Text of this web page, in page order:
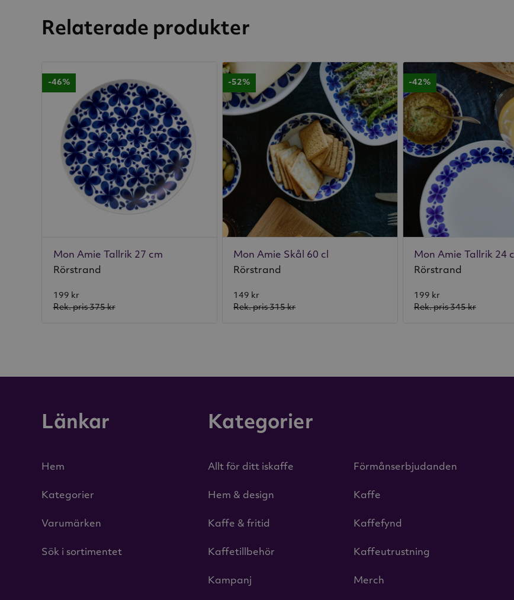
Relaterade produkter
Mon Amie Tallrik 27 cm
Rörstrand
199 kr
Rek. pris 375 kr
-46%
Mon Amie Skål 60 cl
Rörstrand
149 kr
Rek. pris 315 kr
-52%
Mon Amie Tallrik 24
Rörstrand
199 kr
Rek. pris 345 kr
-42%
Länkar
Hem
Kategorier
Varumärken
Sök i sortimentet
Kategorier
Allt för ditt iskaffe Förmånserbjudanden
Hem & design Kaffe
Kaffe & fritid Kaffefynd
Kaffetillbehör Kaffeutrustning
Kampanj Merch